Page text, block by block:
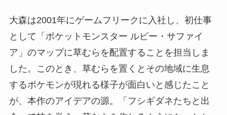
大森は2001年にゲームフリークに入社し、初仕事
として「ポケットモンスター ルビー・サファイ
ア」のマップに草むらを配置することを担当しま
した。このとき、草むらを置くとその地域に生息
するポケモンが現れる様子が面白いと感じたこと
が、本作のアイデアの源。「フシギダネたちと出